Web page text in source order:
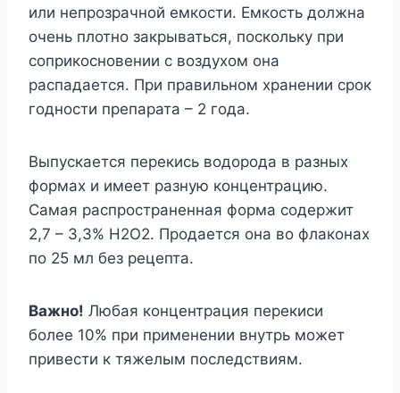
или непрозрачной емкости. Емкость должна
очень плотно закрываться, поскольку при
соприкосновении с воздухом она
распадается. При правильном хранении срок
годности препарата – 2 года.
Выпускается перекись водорода в разных
формах и имеет разную концентрацию.
Самая распространенная форма содержит
2,7 – 3,3% Н2О2. Продается она во флаконах
по 25 мл без рецепта.
Важно! Любая концентрация перекиси
более 10% при применении внутрь может
привести к тяжелым последствиям.